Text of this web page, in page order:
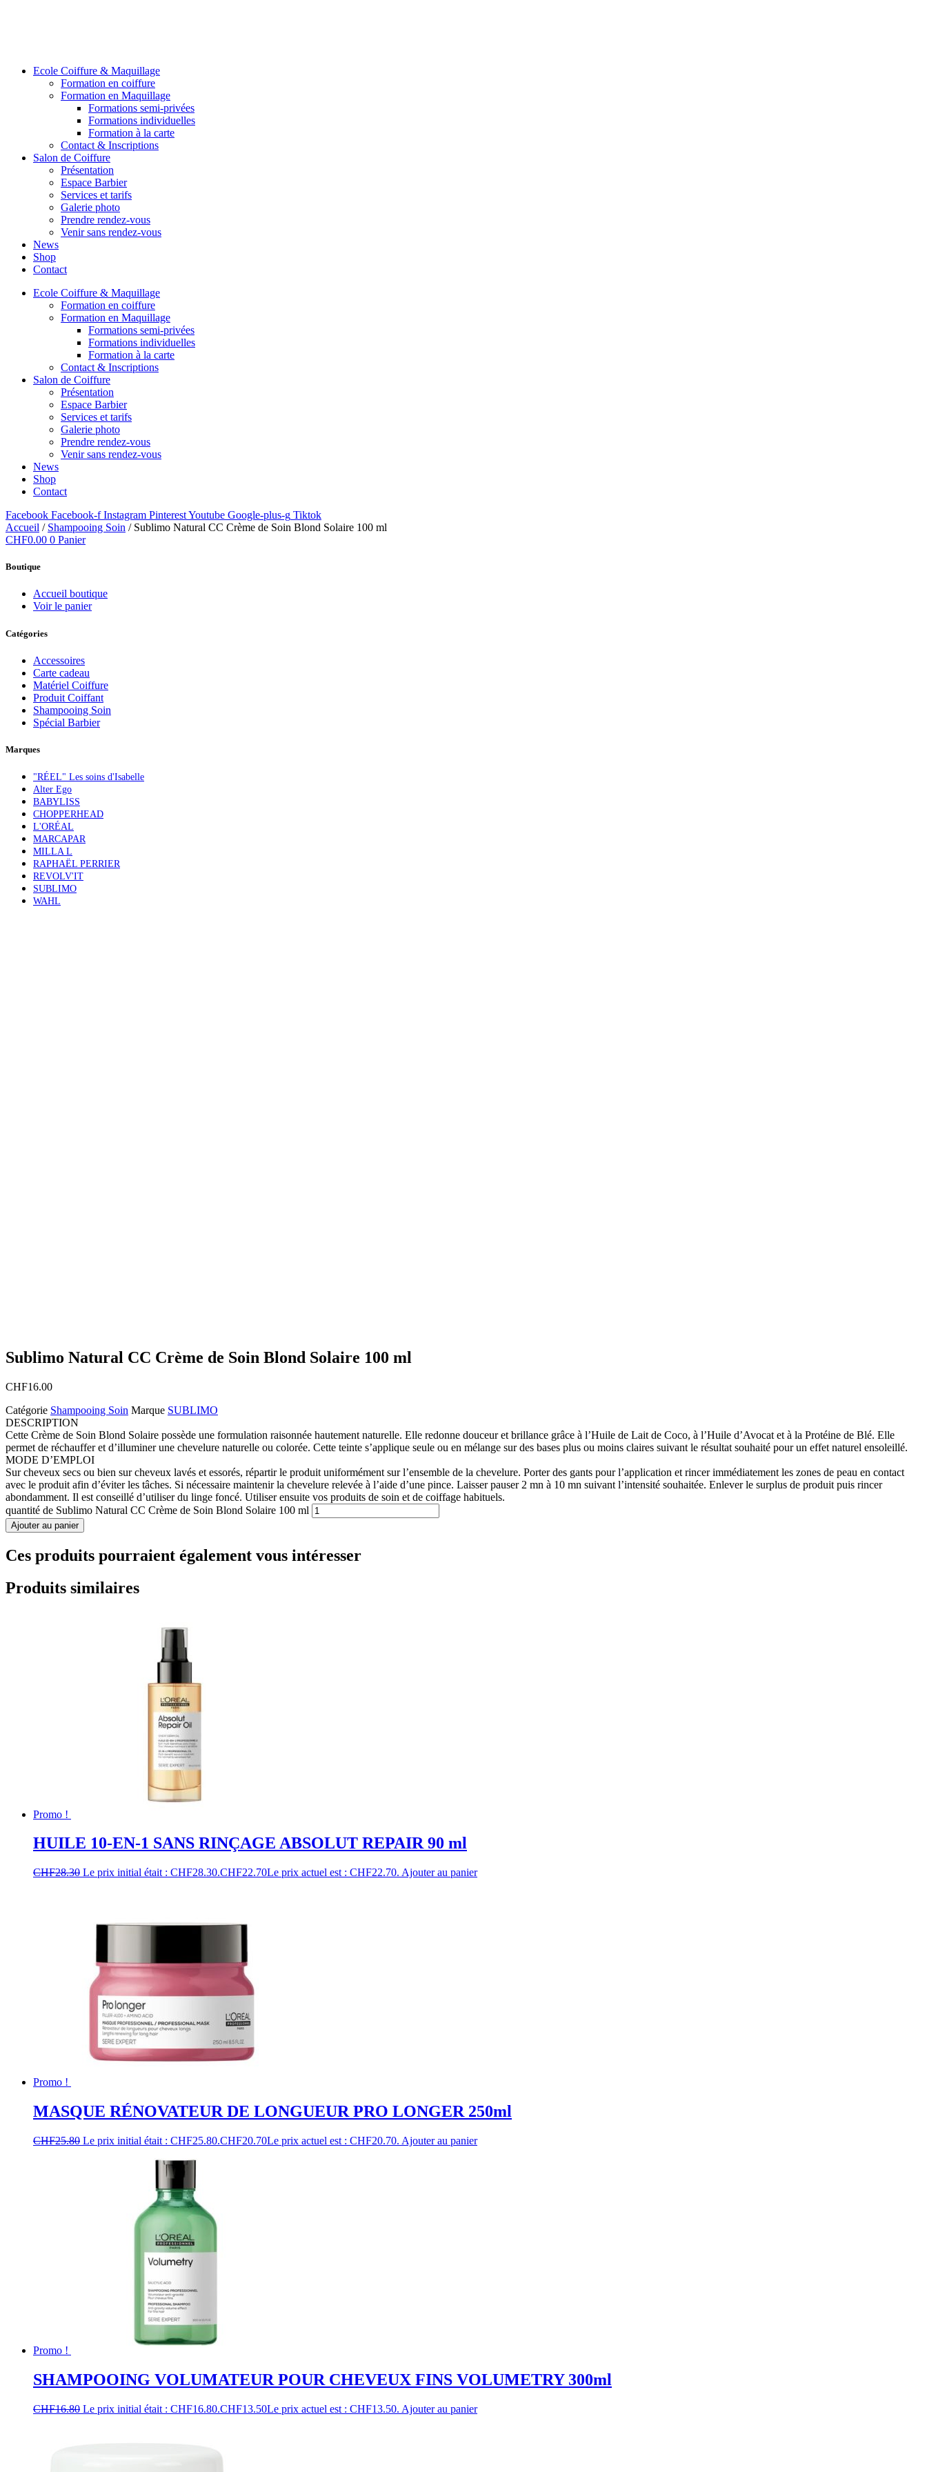
Ecole Coiffure & Maquillage
Formation en coiffure
Formation en Maquillage
Formations semi-privées
Formations individuelles
Formation à la carte
Contact & Inscriptions
Salon de Coiffure
Présentation
Espace Barbier
Services et tarifs
Galerie photo
Prendre rendez-vous
Venir sans rendez-vous
News
Shop
Contact
Ecole Coiffure & Maquillage
Formation en coiffure
Formation en Maquillage
Formations semi-privées
Formations individuelles
Formation à la carte
Contact & Inscriptions
Salon de Coiffure
Présentation
Espace Barbier
Services et tarifs
Galerie photo
Prendre rendez-vous
Venir sans rendez-vous
News
Shop
Contact
Facebook Facebook-f Instagram PinterestYoutube Google-plus-g Tiktok
Accueil / Shampooing Soin / Sublimo Natural CC Crème de Soin Blond Solaire 100 ml
CHF0.00 0 Panier
Boutique
Accueil boutique
Voir le panier
Catégories
Accessoires
Carte cadeau
Matériel Coiffure
Produit Coiffant
Shampooing Soin
Spécial Barbier
Marques
"RÉEL" Les soins d'Isabelle
Alter Ego
BABYLISS
CHOPPERHEAD
L'ORÉAL
MARCAPAR
MILLA L
RAPHAËL PERRIER
REVOLV'IT
SUBLIMO
WAHL
Sublimo Natural CC Crème de Soin Blond Solaire 100 ml
CHF16.00
Catégorie Shampooing Soin Marque SUBLIMO
DESCRIPTION
Cette Crème de Soin Blond Solaire possède une formulation raisonnée hautement naturelle. Elle redonne douceur et brillance grâce à l’Huile de Lait de Coco, à l’Huile d’Avocat et à la Protéine de Blé. Elle
permet de réchauffer et d’illuminer une chevelure naturelle ou colorée. Cette teinte s’applique seule ou en mélange sur des bases plus ou moins claires suivant le résultat souhaité pour un effet naturel ensoleillé.
MODE D’EMPLOI
Sur cheveux secs ou bien sur cheveux lavés et essorés, répartir le produit uniformément sur l’ensemble de la chevelure. Porter des gants pour l’application et rincer immédiatement les zones de peau en contact
avec le produit afin d’éviter les tâches. Si nécessaire maintenir la chevelure relevée à l’aide d’une pince. Laisser pauser 2 mn à 10 mn suivant l’intensité souhaitée. Enlever le surplus de produit puis rincer
abondamment. Il est conseillé d’utiliser du linge foncé. Utiliser ensuite vos produits de soin et de coiffage habituels.
quantité de Sublimo Natural CC Crème de Soin Blond Solaire 100 ml
Ajouter au panier
Ces produits pourraient également vous intéresser
Produits similaires
Promo !
HUILE 10-EN-1 SANS RINÇAGE ABSOLUT REPAIR 90 ml
CHF28.30 Le prix initial était : CHF28.30.CHF22.70Le prix actuel est : CHF22.70. Ajouter au panier
Promo !
MASQUE RÉNOVATEUR DE LONGUEUR PRO LONGER 250ml
CHF25.80 Le prix initial était : CHF25.80.CHF20.70Le prix actuel est : CHF20.70. Ajouter au panier
Promo !
SHAMPOOING VOLUMATEUR POUR CHEVEUX FINS VOLUMETRY 300ml
CHF16.80 Le prix initial était : CHF16.80.CHF13.50Le prix actuel est : CHF13.50. Ajouter au panier